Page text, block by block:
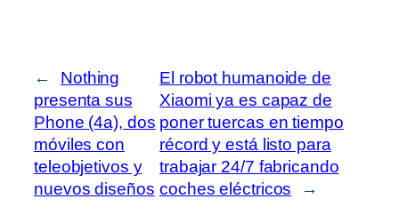
←
Nothing
presenta sus
Phone (4a), dos
móviles con
teleobjetivos y
nuevos diseños
El robot humanoide de
Xiaomi ya es capaz de
poner tuercas en tiempo
récord y está listo para
trabajar 24/7 fabricando
coches eléctricos
→